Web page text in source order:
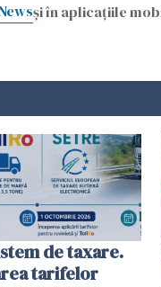
și în aplicațiile
de taxare.
tarifelor